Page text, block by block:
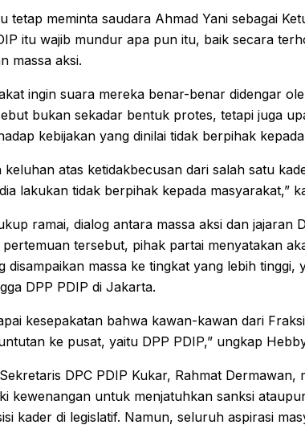
tetap meminta saudara Ahmad Yani sebagai
itu wajib mundur apa pun itu, baik secara
massa aksi.
ingin suara mereka benar-benar didengar
bukan sekadar bentuk protes, tetapi juga
kebijakan yang dinilai tidak berpihak
keluhan atas ketidakbecusan dari salah satu
lakukan tidak berpihak kepada masyarakat,”
ramai, dialog antara massa aksi dan jajaran
tersebut, pihak partai menyatakan
massa ke tingkat yang lebih tinggi,
DPP PDIP di Jakarta.
kesepakatan bahwa kawan-kawan dari
ke pusat, yaitu DPP PDIP,” ungkap
DPC PDIP Kukar, Rahmat Dermawan,
kewenangan untuk menjatuhkan sanksi
kader di legislatif. Namun, seluruh aspirasi